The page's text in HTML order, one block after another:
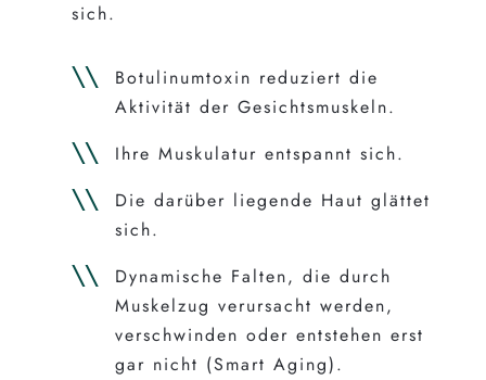
sich.
Botulinumtoxin reduziert die
Aktivität der Gesichtsmuskeln.
Ihre Muskulatur entspannt sich.
Die darüber liegende Haut glättet
sich.
Dynamische Falten, die durch
Muskelzug verursacht werden,
verschwinden oder entstehen erst
gar nicht (Smart Aging).